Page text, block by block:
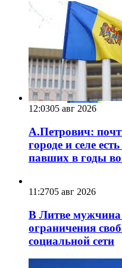
12:0305 авг 2026
А.Петрович:
городе и селе
павших в годы
11:2705 авг 2026
В Литве мужчина
ограничения
социальной сети